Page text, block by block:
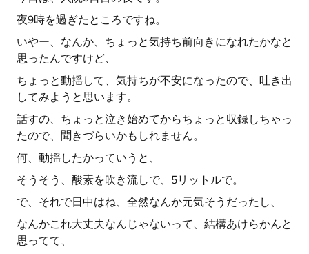
夜9時を過ぎたところですね。
いやー、なんか、ちょっと気持ち前向きになれたかなと
思ったんですけど、
ちょっと動揺して、気持ちが不安になったので、吐き出
してみようと思います。
話すの、ちょっと泣き始めてからちょっと収録しちゃっ
たので、聞きづらいかもしれません。
何、動揺したかっていうと、
そうそう、酸素を吹き流しで、5リットルで。
で、それで日中はね、全然なんか元気そうだったし、
なんかこれ大丈夫なんじゃないって、結構あけらかんと
思ってて、